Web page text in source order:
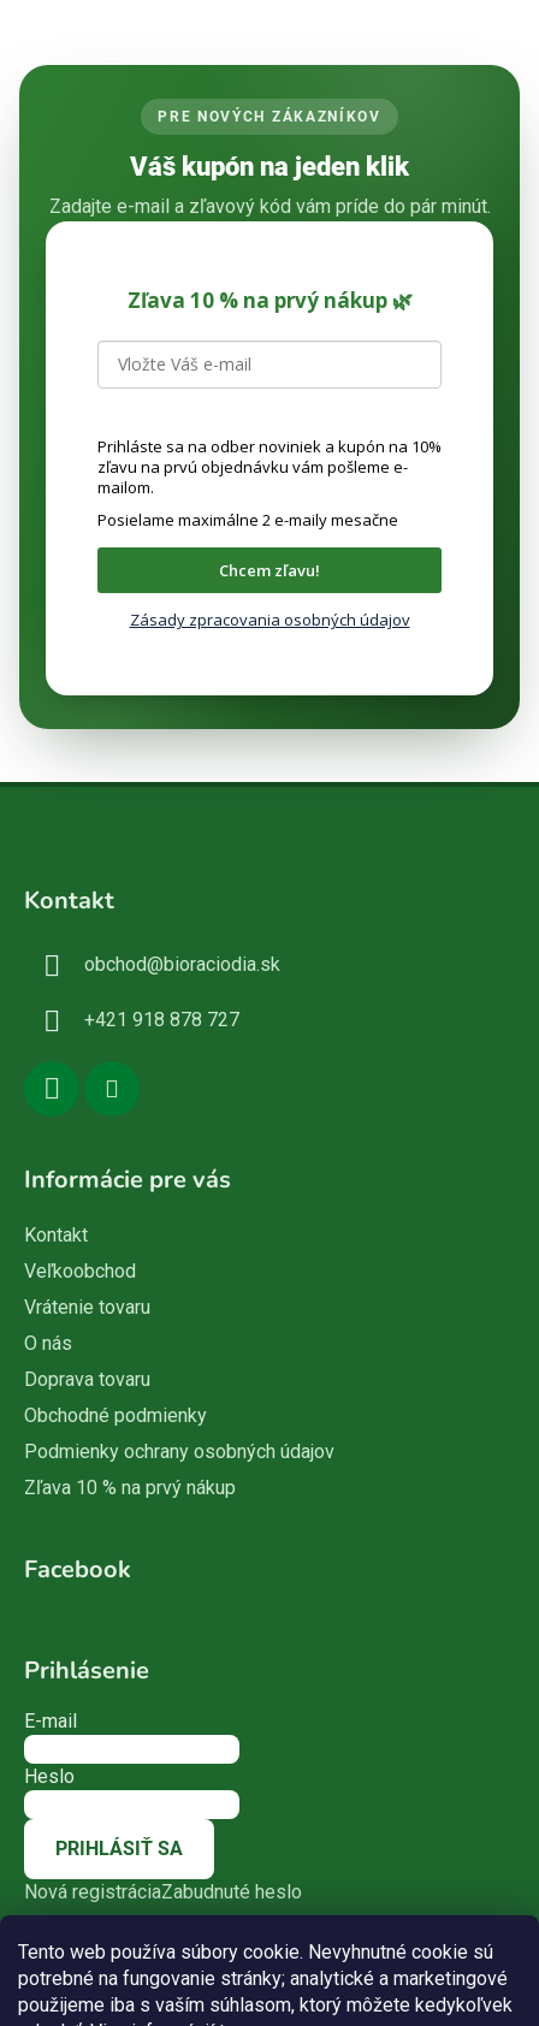
Tento web používa súbory cookie. Nevyhnutné cookie sú
potrebné na fungovanie stránky; analytické a marketingové
použijeme iba s vaším súhlasom, ktorý môžete kedykoľvek
PRE NOVÝCH ZÁKAZNÍKOV
Váš kupón na jeden klik
Zadajte e-mail a zľavový kód vám príde do pár minút.
Zľava 10 % na prvý nákup 🌿
Prihláste sa na odber noviniek a kupón na 10%
zľavu na prvú objednávku vám pošleme e-
mailom.
Posielame maximálne 2 e-maily mesačne
Chcem zľavu!
Zásady zpracovania osobných údajov
Kontakt
obchod@bioraciodia.sk
+421 918 878 727
Informácie pre vás
Kontakt
Veľkoobchod
Vrátenie tovaru
O nás
Doprava tovaru
Obchodné podmienky
Podmienky ochrany osobných údajov
Zľava 10 % na prvý nákup
Facebook
Prihlásenie
E-mail
Heslo
PRIHLÁSIŤ SA
Nová registráciaZabudnuté heslo